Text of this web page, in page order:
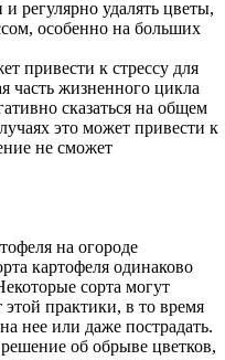
регулярно удалять цветы,
особенно на больших
привести к стрессу для
часть жизненного цикла
сказаться на общем
это может привести к
не сможет
на огороде
картофеля одинаково
сорта могут
практики, в то время
нее или даже пострадать.
об обрыве цветков,